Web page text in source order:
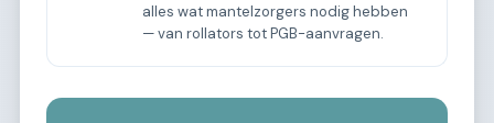
alles wat mantelzorgers nodig hebben
— van rollators tot PGB-aanvragen.